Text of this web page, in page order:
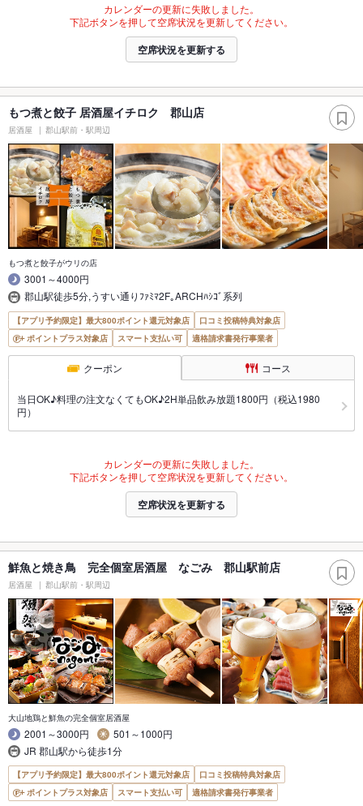
カレンダーの更新に失敗しました。
下記ボタンを押して空席状況を更新してください。
空席状況を更新する
もつ煮と餃子 居酒屋イチロク 郡山店
居酒屋 郡山駅前・駅周辺
もつ煮と餃子がウリの店
3001～4000円
郡山駅徒歩5分,うすい通りﾌｧﾐﾏ2F｡ARCHﾊｼｺﾞ系列
【アプリ予約限定】最大800ポイント還元対象店
口コミ投稿特典対象店
ポイントプラス対象店
スマート支払い可 適格請求書発行事業者
クーポン コース
当日OK♪料理の注文なくてもOK♪2H単品飲み放題1800円（税込1980
円）
カレンダーの更新に失敗しました。
下記ボタンを押して空席状況を更新してください。
空席状況を更新する
鮮魚と焼き鳥 完全個室居酒屋 なごみ 郡山駅前店
居酒屋 郡山駅前・駅周辺
大山地鶏と鮮魚の完全個室居酒屋
2001～3000円
501～1000円
JR 郡山駅から徒歩1分
【アプリ予約限定】最大800ポイント還元対象店
口コミ投稿特典対象店
ポイントプラス対象店
スマート支払い可 適格請求書発行事業者